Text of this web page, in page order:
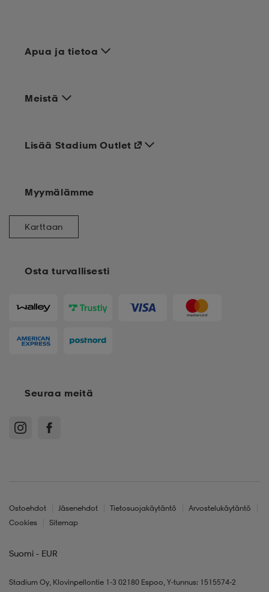
Apua ja tietoa
Meistä
Osta turvallisesti
Lisää Stadium Outlet
Myymälämme
Karttaan
Seuraa meitä
Ostoehdot Jäsenehdot Tietosuojakäytäntö
Arvostelukäytäntö
Cookies
Sitemap
Suomi - EUR
Stadium Oy, Klovinpellontie 1-3 02180 Espoo, Y-tunnus: 1515574-2